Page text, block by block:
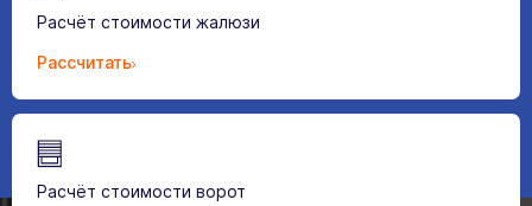
Расчёт стоимости жалюзи
Рассчитать
Расчёт стоимости ворот